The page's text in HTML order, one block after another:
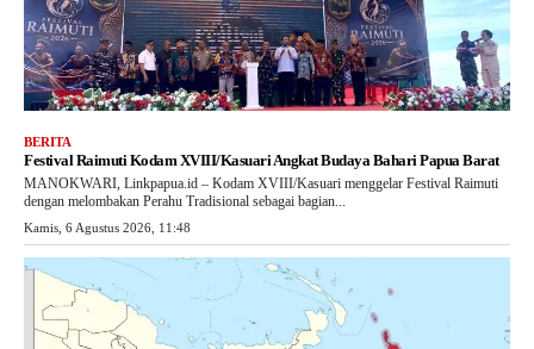
BERITA
Festival Raimuti Kodam XVIII/Kasuari Angkat Budaya Bahari Papua Barat
MANOKWARI, Linkpapua.id – Kodam XVIII/Kasuari menggelar Festival Raimuti
dengan melombakan Perahu Tradisional sebagai bagian...
Kamis, 6 Agustus 2026, 11:48